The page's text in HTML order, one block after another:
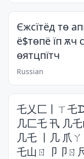
Єжcїтёд тѳ
ё$тѳпё їп
ѳятцпїтч
Russian
乇乂匚丨ㄒ乇
几匚乇 卂 几
几乇 丨几 爪
乇山ㄖ卩卩ㄖ